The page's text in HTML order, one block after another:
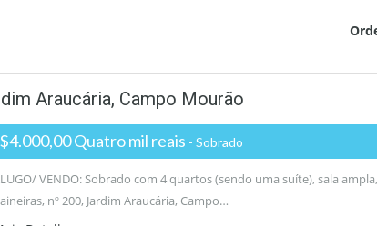
Araucária, Campo Mourão
Quatro mil reais - Sobrado
VENDO: Sobrado com 4 quartos (sendo uma suíte), sala
nº 200, Jardim Araucária, Campo…